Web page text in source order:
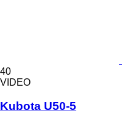
40
VIDEO
Kubota U50-5